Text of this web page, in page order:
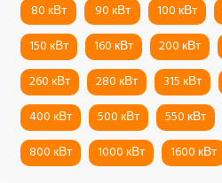
80 кВт
90 кВт 100 кВт
150 кВт
160 кВт 200 кВт
260 кВт
280 кВт 315 кВт
400 кВт
500 кВт 550 кВт
800 кВт
1000 кВт 1600 кВт